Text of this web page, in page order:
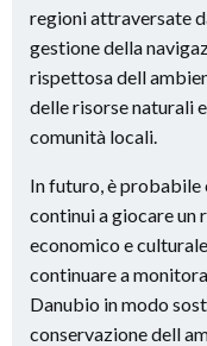
regioni attraversate
gestione della
rispettosa dell
delle risorse naturali
comunità locali.
In futuro, è probabile
continui a giocare un
economico e
continuare a
Danubio in modo
conservazione dell